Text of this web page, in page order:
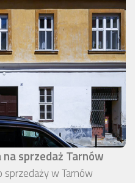
sprzedaż Tarnów
sprzedaży w Tarnów